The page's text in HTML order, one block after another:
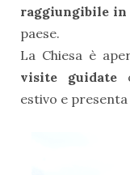
raggiungibile
paese.
La Chiesa è
visite guidate
estivo e